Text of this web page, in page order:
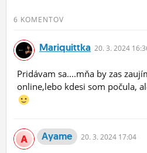
6 KOMENTOV
Mariquittka 20. 3. 2024
Pridávam sa....mňa by zas
online,lebo kdesi som počula,
Ayame 20. 3. 2024 17:04